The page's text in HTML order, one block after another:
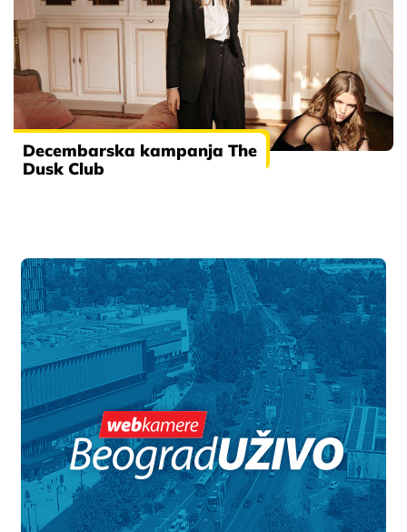
Decembarska kampanja The
Dusk Club